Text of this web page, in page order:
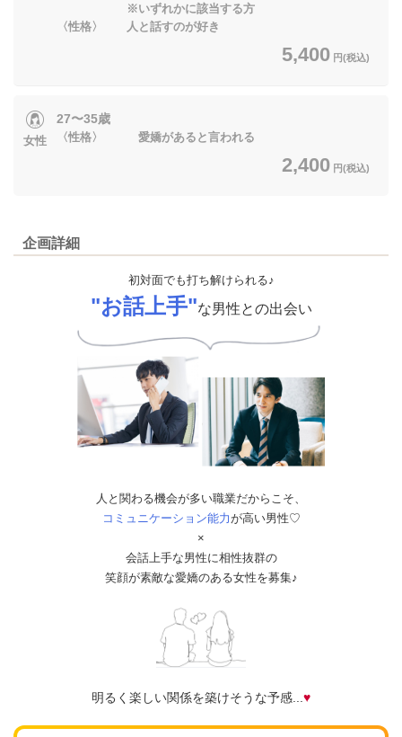
※いずれかに該当する方
〈性格〉 人と話すのが好き
5,400 円(税込)
女性
27〜35歳
〈性格〉 愛嬌があると言われる
2,400 円(税込)
企画詳細
初対面でも打ち解けられる♪
"お話上手"な男性との出会い
人と関わる機会が多い職業だからこそ、
コミュニケーション能力が高い男性♡
×
会話上手な男性に相性抜群の
笑顔が素敵な愛嬌のある女性を募集♪
明るく楽しい関係を築けそうな予感... ♥